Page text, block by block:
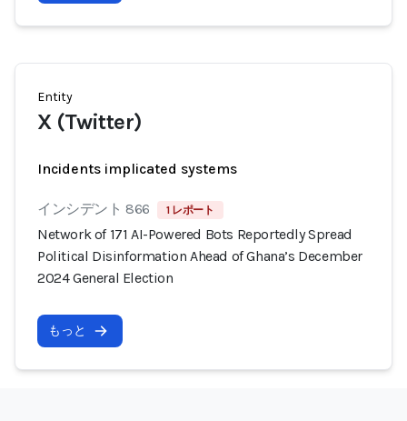
Entity
X (Twitter)
Incidents implicated systems
インシデント 866 1 レポート
Network of 171 AI-Powered Bots Reportedly Spread
Political Disinformation Ahead of Ghana’s December
2024 General Election
もっと